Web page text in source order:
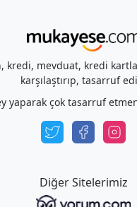
kredi, mevduat, kredi
karşılaştırıp, tasarruf
yaparak çok tasarruf
Diğer Sitelerimiz